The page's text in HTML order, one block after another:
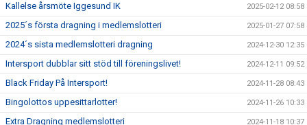
Kallelse årsmöte Iggesund IK 2025-02-12 08:58
2025´s första dragning i medlemslotteri 2025-01-27 07:58
2024´s sista medlemslotteri dragning 2024-12-30 12:35
Intersport dubblar sitt stöd till föreningslivet! 2024-12-11 09:52
Black Friday På Intersport! 2024-11-28 08:43
Bingolottos uppesittarlotter! 2024-11-26 10:33
Extra Dragning medlemslotteri 2024-11-18 10:37